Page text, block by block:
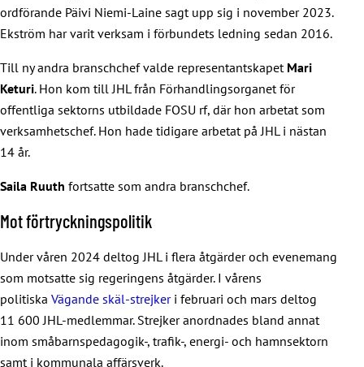
ordförande Päivi Niemi-Laine sagt upp sig i november 2023.
Ekström har varit verksam i förbundets ledning sedan 2016.
Till ny andra branschchef valde representantskapet Mari
Keturi. Hon kom till JHL från Förhandlingsorganet för
offentliga sektorns utbildade FOSU rf, där hon arbetat som
verksamhetschef. Hon hade tidigare arbetat på JHL i nästan
14 år.
Saila Ruuth fortsatte som andra branschchef.
Mot förtryckningspolitik
Under våren 2024 deltog JHL i flera åtgärder och evenemang
som motsatte sig regeringens åtgärder. I vårens
politiska Vägande skäl-strejkeri februari och mars deltog
11 600 JHL-medlemmar. Strejker anordnades bland annat
inom småbarnspedagogik-, trafik-, energi- och hamnsektorn
samt i kommunala affärsverk.